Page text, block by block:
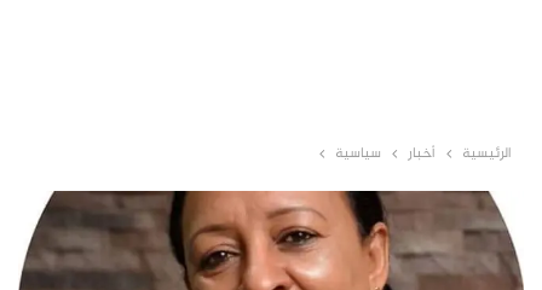
الرئيسية أخبار سياسية